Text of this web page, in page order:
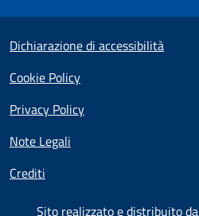
Small prints
Dichiarazione di accessibilità
Cookie Policy
Privacy Policy
Note Legali
Crediti
Sito realizzato e distribuito da